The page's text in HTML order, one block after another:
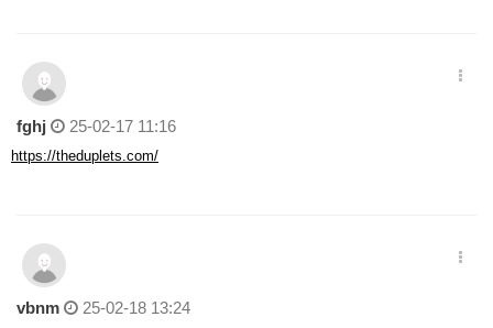
fghj 25-02-17 11:16
https://theduplets.com/
vbnm 25-02-18 13:24